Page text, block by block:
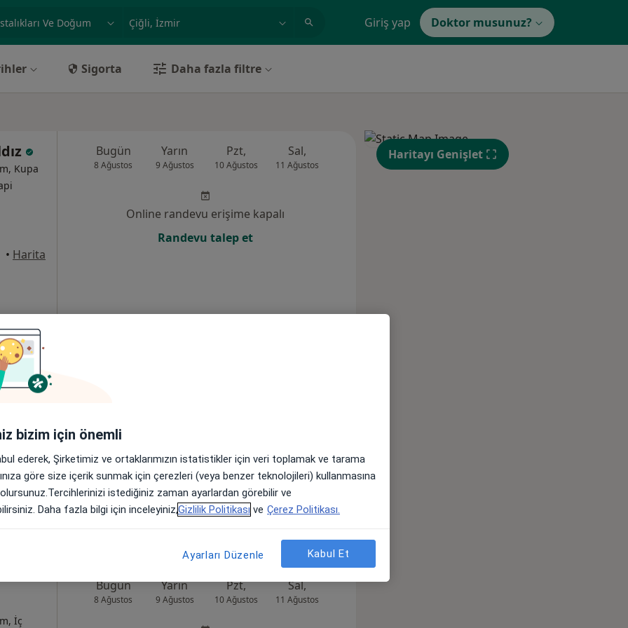
örnek: İstanbul Giriş yap Doktor musunuz?
Sigorta Daha fazla filtre
Kupa
• Harita
Bugün
8 Ağustos
Yarın
9 Ağustos
Pzt,
10 Ağustos
Sal,
11 Ağustos 12 Ağustos
Per,
13 Ağustos
Cum,
14 Ağustos
Online randevu erişime kapalı
Randevu talep et
• Harita
Randevu talep et
İç
Bugün
8 Ağustos
Yarın
9 Ağustos
Pzt,
10 Ağustos
Sal,
11 Ağustos
Çar,
Haritayı Genişlet
bizim için önemli
ederek, Şirketimiz ve ortaklarımızın istatistikler için veri toplamak ve tarama
göre size içerik sunmak için çerezleri (veya benzer teknolojileri) kullanmasına
istediğiniz zaman ayarlardan görebilir ve
Daha fazla bilgi için inceleyiniz,Gizlilik Politikası ve Çerez Politikası.
Ayarları Düzenle Kabul Et